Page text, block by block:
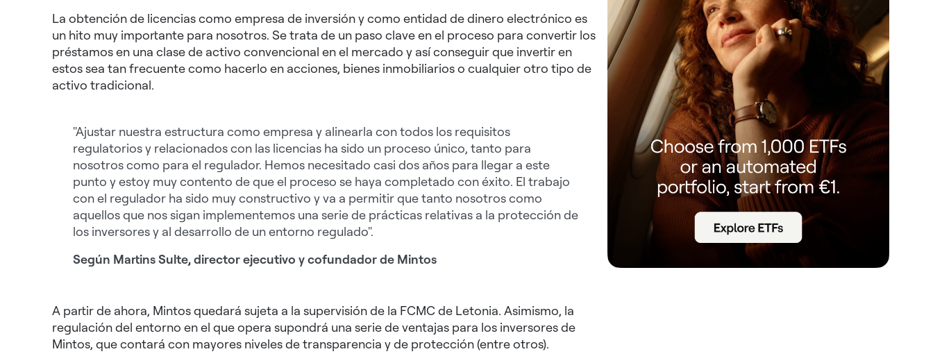
La obtención de licencias como empresa de inversión y como entidad de dinero electrónico es
un hito muy importante para nosotros. Se trata de un paso clave en el proceso para convertir los
préstamos en una clase de activo convencional en el mercado y así conseguir que invertir en
estos sea tan frecuente como hacerlo en acciones, bienes inmobiliarios o cualquier otro tipo de
activo tradicional.
"Ajustar nuestra estructura como empresa y alinearla con todos los requisitos
regulatorios y relacionados con las licencias ha sido un proceso único, tanto para
nosotros como para el regulador. Hemos necesitado casi dos años para llegar a este
punto y estoy muy contento de que el proceso se haya completado con éxito. El trabajo
con el regulador ha sido muy constructivo y va a permitir que tanto nosotros como
aquellos que nos sigan implementemos una serie de prácticas relativas a la protección de
los inversores y al desarrollo de un entorno regulado".
Según Martins Sulte, director ejecutivo y cofundador de Mintos
A partir de ahora, Mintos quedará sujeta a la supervisión de la FCMC de Letonia. Asimismo, la
regulación del entorno en el que opera supondrá una serie de ventajas para los inversores de
Mintos, que contará con mayores niveles de transparencia y de protección (entre otros).